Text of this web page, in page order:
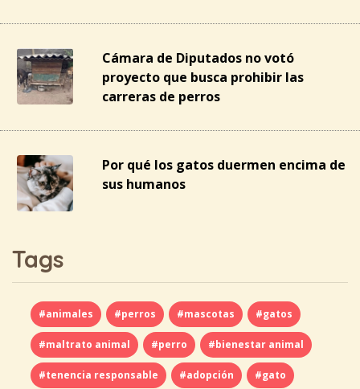
Cámara de Diputados no votó
proyecto que busca prohibir las
carreras de perros
Por qué los gatos duermen encima de
sus humanos
Tags
#animales #perros #mascotas #gatos
#maltrato animal #perro #bienestar animal
#tenencia responsable #adopción #gato